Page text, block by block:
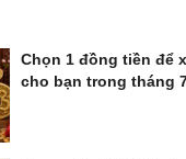
Chọn 1 đồng tiền để
cho bạn trong tháng